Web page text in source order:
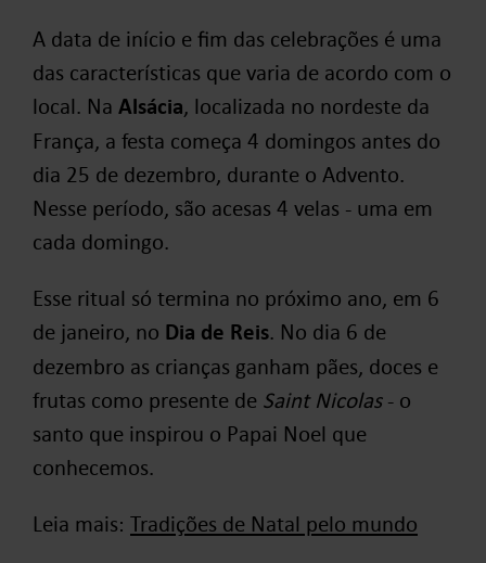
A data de início e fim das celebrações é uma
das características que varia de acordo com o
local. Na Alsácia, localizada no nordeste da
França, a festa começa 4 domingos antes do
dia 25 de dezembro, durante o Advento.
Nesse período, são acesas 4 velas - uma em
cada domingo.
Esse ritual só termina no próximo ano, em 6
de janeiro, no Dia de Reis. No dia 6 de
dezembro as crianças ganham pães, doces e
frutas como presente de Saint Nicolas- o
santo que inspirou o Papai Noel que
conhecemos.
Leia mais: Tradições de Natal pelo mundo